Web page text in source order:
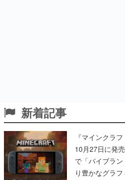
新着記事
『マインクラ
10月27日に発
で「バイブラ
り豊かなグラ